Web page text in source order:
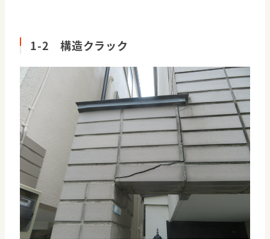
1-2 構造クラック